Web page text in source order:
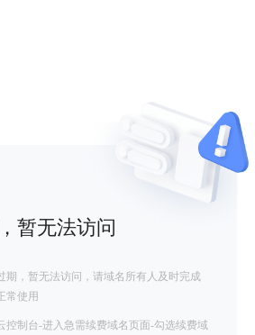
暂无法访问
期，暂无法访问，请域名所有人及时完成
常使用
控制台-进入急需续费域名页面-勾选续费域